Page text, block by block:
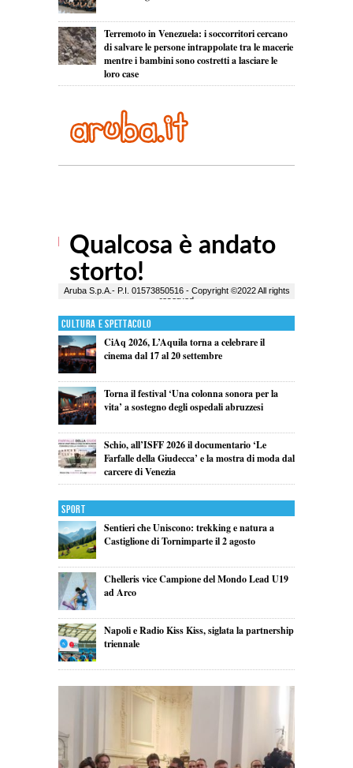
Terremoto in Venezuela: i soccorritori cercano
di salvare le persone intrappolate tra le macerie
mentre i bambini sono costretti a lasciare le
loro case
Cultura e Spettacolo
CiAq 2026, L’Aquila torna a celebrare il
cinema dal 17 al 20 settembre
Torna il festival ‘Una colonna sonora per la
vita’ a sostegno degli ospedali abruzzesi
Schio, all’ISFF 2026 il documentario ‘Le
Farfalle della Giudecca’ e la mostra di moda dal
carcere di Venezia
Sport
Sentieri che Uniscono: trekking e natura a
Castiglione di Tornimparte il 2 agosto
Chelleris vice Campione del Mondo Lead U19
ad Arco
Napoli e Radio Kiss Kiss, siglata la partnership
triennale